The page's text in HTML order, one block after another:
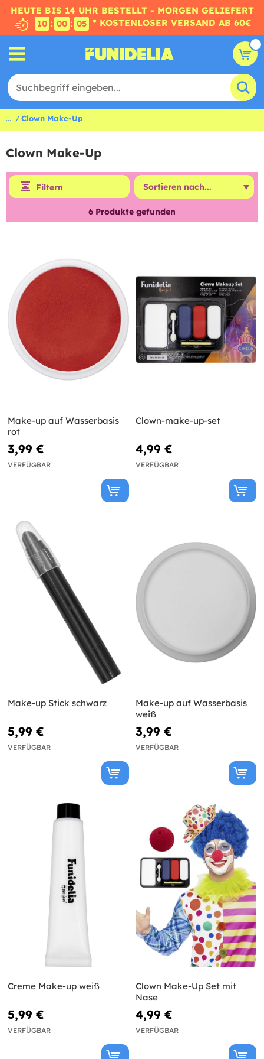
HEUTE BIS 14 UHR BESTELLT - MORGEN GELIEFERT
10 : 00 : 04 * KOSTENLOSER VERSAND AB 60€
... Clown Make-Up
Clown Make-Up
Filtern
6 Produkte gefunden
Make-up auf Wasserbasis
rot
3,99 €
VERFÜGBAR
Clown-make-up-set
4,99 €
VERFÜGBAR
Make-up Stick schwarz
5,99 €
VERFÜGBAR
Make-up auf Wasserbasis
weiß
3,99 €
VERFÜGBAR
Creme Make-up weiß
5,99 €
VERFÜGBAR
Clown Make-Up Set mit
Nase
4,99 €
VERFÜGBAR